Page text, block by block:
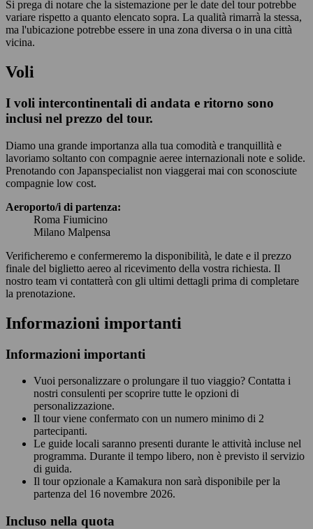
Si prega di notare che la sistemazione per le date del tour potrebbe
variare rispetto a quanto elencato sopra. La qualità rimarrà la stessa,
ma l'ubicazione potrebbe essere in una zona diversa o in una città
vicina.
Voli
I voli intercontinentali di andata e ritorno sono
inclusi nel prezzo del tour.
Diamo una grande importanza alla tua comodità e tranquillità e
lavoriamo soltanto con compagnie aeree internazionali note e solide.
Prenotando con Japanspecialist non viaggerai mai con sconosciute
compagnie low cost.
Aeroporto/i di partenza:
Roma Fiumicino
Milano Malpensa
Verificheremo e confermeremo la disponibilità, le date e il prezzo
finale del biglietto aereo al ricevimento della vostra richiesta. Il
nostro team vi contatterà con gli ultimi dettagli prima di completare
la prenotazione.
Informazioni importanti
Informazioni importanti
Vuoi personalizzare o prolungare il tuo viaggio? Contatta i
nostri consulenti per scoprire tutte le opzioni di
personalizzazione.
Il tour viene confermato con un numero minimo di 2
partecipanti.
Le guide locali saranno presenti durante le attività incluse nel
programma. Durante il tempo libero, non è previsto il servizio
di guida.
Il tour opzionale a Kamakura non sarà disponibile per la
partenza del 16 novembre 2026.
Incluso nella quota